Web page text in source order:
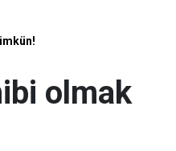
olmak